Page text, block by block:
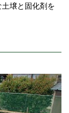
壌と固化剤を